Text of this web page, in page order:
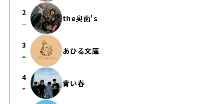
2
check_indeterminate_small the奥歯's
3
arrow_drop_up あひる文庫
4
arrow_drop_down 青い春